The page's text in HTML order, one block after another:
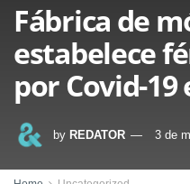
Fábrica de
estabelece
por Covid-19
by REDATOR 3 de